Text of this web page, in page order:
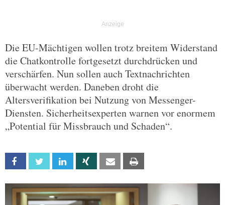
Die EU-Mächtigen wollen trotz breitem Widerstand
die Chatkontrolle fortgesetzt durchdrücken und
verschärfen. Nun sollen auch Textnachrichten
überwacht werden. Daneben droht die
Altersverifikation bei Nutzung von Messenger-
Diensten. Sicherheitsexperten warnen vor enormem
„Potential für Missbrauch und Schaden“.
Facebook Twitter Linkedin Xing Email